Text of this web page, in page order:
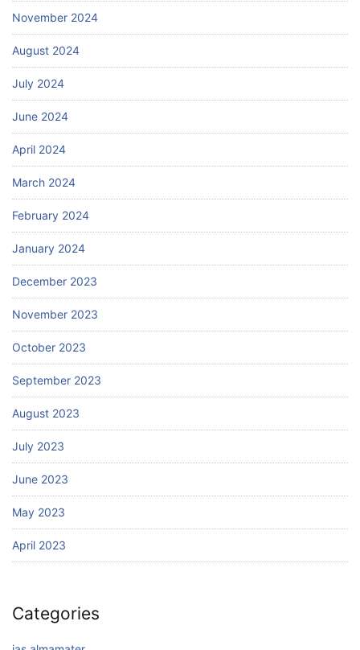
November 2024
August 2024
July 2024
June 2024
April 2024
March 2024
February 2024
January 2024
December 2023
November 2023
October 2023
September 2023
August 2023
July 2023
June 2023
May 2023
April 2023
Categories